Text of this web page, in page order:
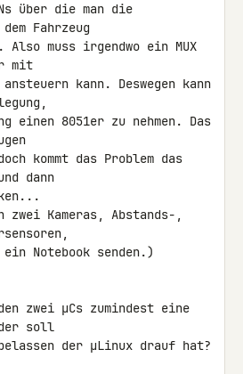
über die man die
Fahrzeug
Also muss irgendwo ein MUX
mit
kann. Deswegen kann
einen 8051er zu nehmen. Das
kommt das Problem das
dann
zwei Kameras, Abstands-,
Notebook senden.)
zwei µCs zumindest eine
soll
der µLinux drauf hat?